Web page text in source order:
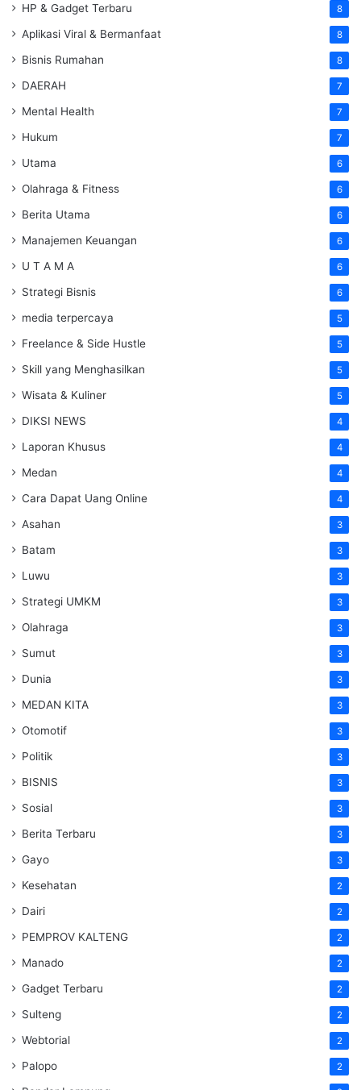
HP & Gadget Terbaru 8
Aplikasi Viral & Bermanfaat 8
Bisnis Rumahan 8
DAERAH 7
Mental Health 7
Hukum 7
Utama 6
Olahraga & Fitness 6
Berita Utama 6
Manajemen Keuangan 6
U T A M A 6
Strategi Bisnis 6
media terpercaya 5
Freelance & Side Hustle 5
Skill yang Menghasilkan 5
Wisata & Kuliner 5
DIKSI NEWS 4
Laporan Khusus 4
Medan 4
Cara Dapat Uang Online 4
Asahan 3
Batam 3
Luwu 3
Strategi UMKM 3
Olahraga 3
Sumut 3
Dunia 3
MEDAN KITA 3
Otomotif 3
Politik 3
BISNIS 3
Sosial 3
Berita Terbaru 3
Gayo 3
Kesehatan 2
Dairi 2
PEMPROV KALTENG 2
Manado 2
Gadget Terbaru 2
Sulteng 2
Webtorial 2
Palopo 2